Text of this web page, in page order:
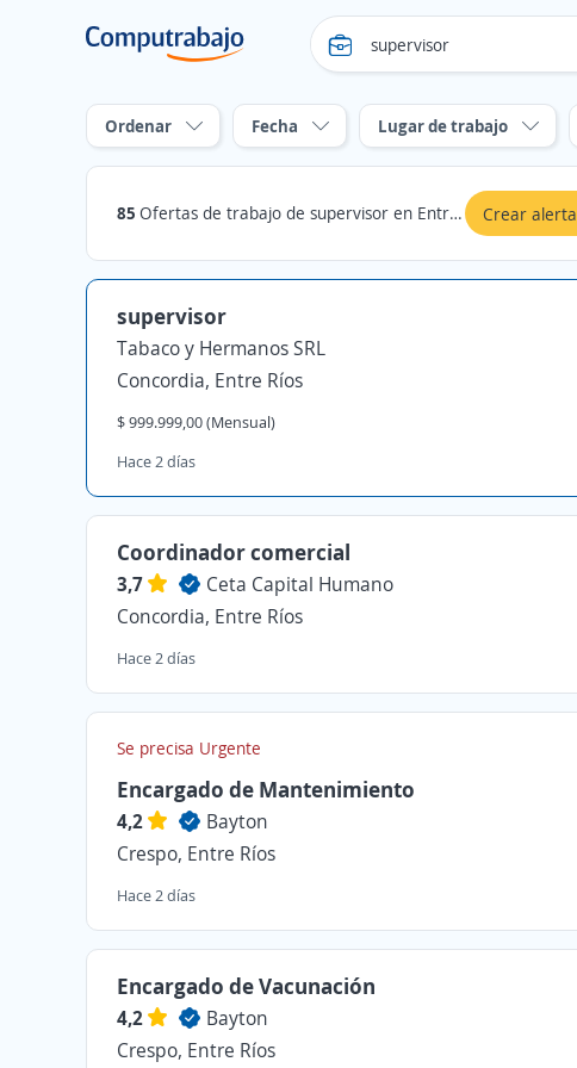
Ordenar Fecha Lugar de trabajo
85 Ofertas de trabajo de supervisor en Entre Ríos Crear alerta
supervisor
Tabaco y Hermanos SRL
Concordia, Entre Ríos
$ 999.999,00 (Mensual)
Hace 2 días
Coordinador comercial
3,7
Ceta Capital Humano
Concordia, Entre Ríos
Hace 2 días
Se precisa Urgente
Encargado de Mantenimiento
4,2
Bayton
Crespo, Entre Ríos
Hace 2 días
Encargado de Vacunación
4,2
Bayton
Crespo, Entre Ríos